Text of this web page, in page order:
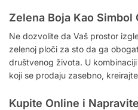
Zelena Boja Kao Simbol
Ne dozvolite da Vaš prostor
zelenoj ploči za sto da ga
društvenog života. U
koji se prodaju zasebno,
Kupite Online i